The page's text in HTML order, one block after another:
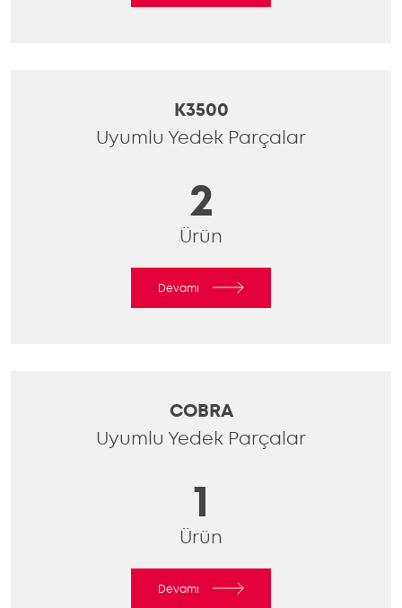
K3500
Uyumlu Yedek Parçalar
2
Ürün
Devamı
COBRA
Uyumlu Yedek Parçalar
1
Ürün
Devamı